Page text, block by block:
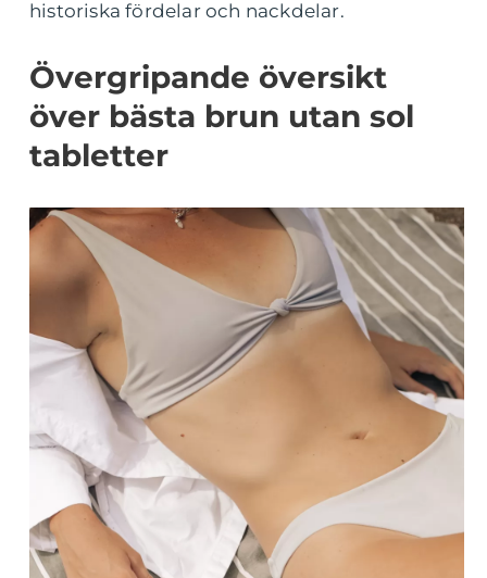
historiska fördelar och nackdelar.
Övergripande översikt
över bästa brun utan sol
tabletter